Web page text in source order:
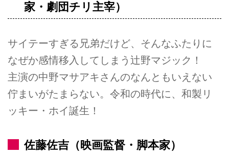
家・劇団チリ主宰）
サイテーすぎる兄弟だけど、そんなふたりに
なぜか感情移入してしまう辻野マジック！
主演の中野マサアキさんのなんともいえない
佇まいがたまらない。令和の時代に、和製リ
ッキー・ホイ誕生！
佐藤佐吉（映画監督・脚本家）